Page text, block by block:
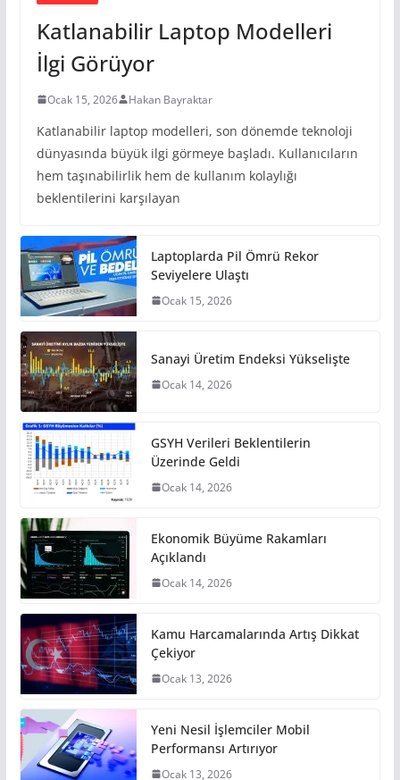
Katlanabilir Laptop Modelleri
İlgi Görüyor
Ocak 15, 2026 Hakan Bayraktar
Katlanabilir laptop modelleri, son dönemde teknoloji
dünyasında büyük ilgi görmeye başladı. Kullanıcıların
hem taşınabilirlik hem de kullanım kolaylığı
beklentilerini karşılayan
Laptoplarda Pil Ömrü Rekor
Seviyelere Ulaştı
Ocak 15, 2026
Sanayi Üretim Endeksi Yükselişte
Ocak 14, 2026
GSYH Verileri Beklentilerin
Üzerinde Geldi
Ocak 14, 2026
Ekonomik Büyüme Rakamları
Açıklandı
Ocak 14, 2026
Kamu Harcamalarında Artış Dikkat
Çekiyor
Ocak 13, 2026
Yeni Nesil İşlemciler Mobil
Performansı Artırıyor
Ocak 13, 2026